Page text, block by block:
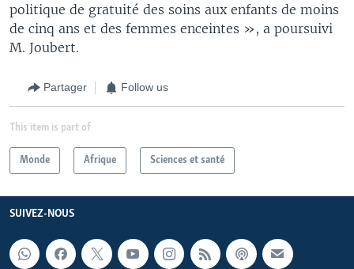
politique de gratuité des soins aux enfants de moins
de cinq ans et des femmes enceintes », a poursuivi
M. Joubert.
Partager Follow us
This item is part of
Monde Afrique Sciences et santé
SUIVEZ-NOUS